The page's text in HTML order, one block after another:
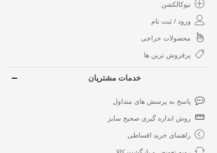
نیوکالکشن
ورود / ثبت نام
محصولات حراجی
پرفروش ترین ها
خدمات مشتریان
پاسخ به پرسش های متداول
روش اندازه گیری صحیح سایز
راهنمای خرید اقساطی